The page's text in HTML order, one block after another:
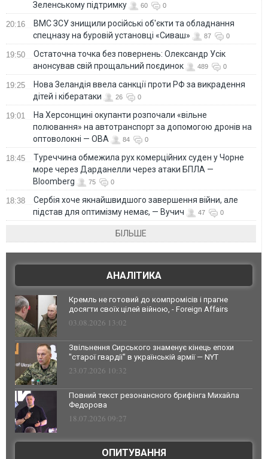
Зеленському підтримку 60 0
20:16
ВМС ЗСУ знищили російські об'єкти та обладнання
спецназу на буровій установці «Сиваш»
87 0
19:50
Остаточна точка без повернень: Олександр Усік
анонсував свій прощальний поєдинок
489 0
19:25
Нова Зеландія ввела санкції проти РФ за викрадення
дітей і кібератаки
26 0
19:01
На Херсонщині окупанти розпочали «вільне
полювання» на автотранспорт за допомогою дронів на
оптоволокні — ОВА
84 0
18:45
Туреччина обмежила рух комерційних суден у Чорне
море через Дарданелли через атаки БПЛА —
Bloomberg
75 0
18:38
Сербія хоче якнайшвидшого завершення війни, але
підстав для оптимізму немає, — Вучич
47 0
БІЛЬШЕ
АНАЛІТИКА
Кремль не готовий до компромісів і прагне
досягти своїх цілей війною, - Foreign Affairs
03.08.2026 13:02
Звільнення Сирського знаменує кінець епохи
"старої гвардії" в українській армії — NYT
23.07.2026 10:32
Повний текст резонансного брифінга Михайла
Федорова
18.07.2026 09:27
ОПИТУВАННЯ